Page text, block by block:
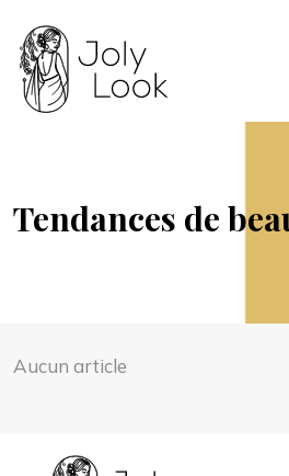
Tendances de
Aucun article